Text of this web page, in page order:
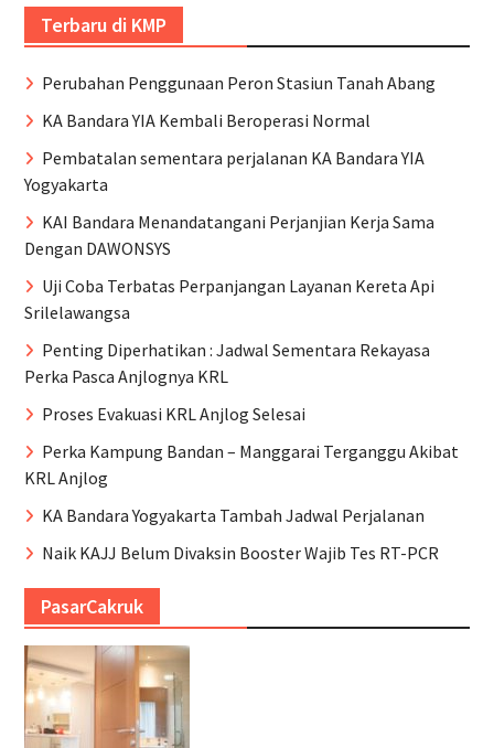
Terbaru di KMP
Perubahan Penggunaan Peron Stasiun Tanah Abang
KA Bandara YIA Kembali Beroperasi Normal
Pembatalan sementara perjalanan KA Bandara YIA
Yogyakarta
KAI Bandara Menandatangani Perjanjian Kerja Sama
Dengan DAWONSYS
Uji Coba Terbatas Perpanjangan Layanan Kereta Api
Srilelawangsa
Penting Diperhatikan : Jadwal Sementara Rekayasa
Perka Pasca Anjlognya KRL
Proses Evakuasi KRL Anjlog Selesai
Perka Kampung Bandan – Manggarai Terganggu Akibat
KRL Anjlog
KA Bandara Yogyakarta Tambah Jadwal Perjalanan
Naik KAJJ Belum Divaksin Booster Wajib Tes RT-PCR
PasarCakruk